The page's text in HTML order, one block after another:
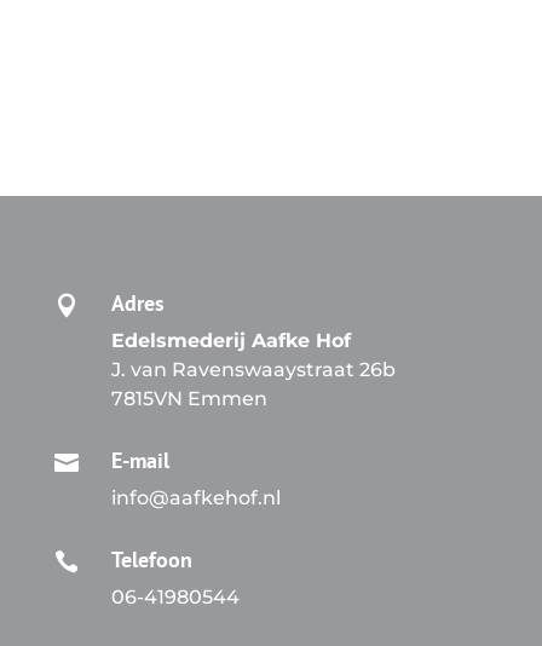
 Adres
Edelsmederij Aafke Hof
J. van Ravenswaaystraat 26b
7815VN Emmen
 E-mail
info@aafkehof.nl
 Telefoon
06-41980544